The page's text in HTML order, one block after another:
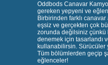
Oddbods Canavar
gereken yepyeni ve
Birbirinden farklı
eşsiz ve gerçekten çok
zorunda değilsiniz çünkü
denemek için tasarlandı
kullanabilirsin. Sürücüler
Tüm bölümlerden geçip
eğlenceler!